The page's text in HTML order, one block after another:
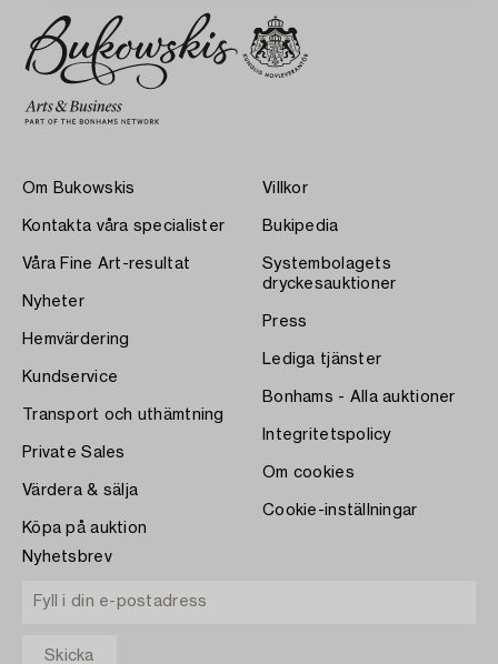
Om Bukowskis
Kontakta våra specialister
Våra Fine Art-resultat
Nyheter
Hemvärdering
Kundservice
Transport och uthämtning
Private Sales
Värdera & sälja
Köpa på auktion
Villkor
Bukipedia
Systembolagets
dryckesauktioner
Press
Lediga tjänster
Bonhams - Alla auktioner
Integritetspolicy
Om cookies
Cookie-inställningar
Nyhetsbrev